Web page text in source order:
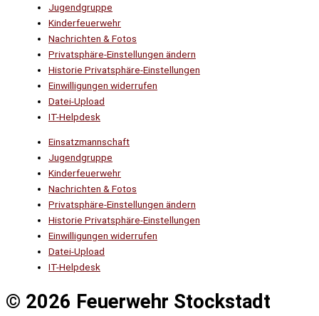
Jugendgruppe
Kinderfeuerwehr
Nachrichten & Fotos
Privatsphäre-Einstellungen ändern
Historie Privatsphäre-Einstellungen
Einwilligungen widerrufen
Datei-Upload
IT-Helpdesk
Einsatzmannschaft
Jugendgruppe
Kinderfeuerwehr
Nachrichten & Fotos
Privatsphäre-Einstellungen ändern
Historie Privatsphäre-Einstellungen
Einwilligungen widerrufen
Datei-Upload
IT-Helpdesk
© 2026 Feuerwehr Stockstadt